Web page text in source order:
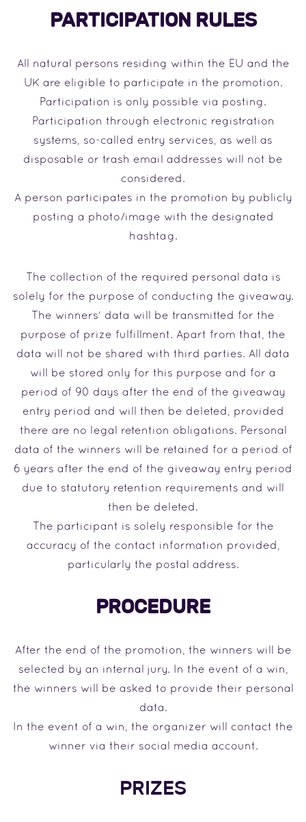
PARTICIPATION RULES
All natural persons residing within the EU and the
UK are eligible to participate in the promotion.
Participation is only possible via posting.
Participation through electronic registration
systems, so-called entry services, as well as
disposable or trash email addresses will not be
considered.
A person participates in the promotion by publicly
posting a photo/image with the designated
hashtag.
The collection of the required personal data is
solely for the purpose of conducting the giveaway.
The winners‘ data will be transmitted for the
purpose of prize fulfillment. Apart from that, the
data will not be shared with third parties. All data
will be stored only for this purpose and for a
period of 90 days after the end of the giveaway
entry period and will then be deleted, provided
there are no legal retention obligations. Personal
data of the winners will be retained for a period of
6 years after the end of the giveaway entry period
due to statutory retention requirements and will
then be deleted.
The participant is solely responsible for the
accuracy of the contact information provided,
particularly the postal address.
PROCEDURE
After the end of the promotion, the winners will be
selected by an internal jury. In the event of a win,
the winners will be asked to provide their personal
data.
In the event of a win, the organizer will contact the
winner via their social media account.
PRIZES